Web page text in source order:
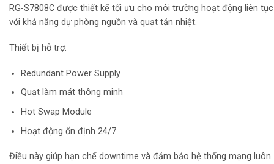
RG-S7808C được thiết kế tối ưu cho môi trường hoạt động liên tục
với khả năng dự phòng nguồn và quạt tản nhiệt.
Thiết bị hỗ trợ:
Redundant Power Supply
Quạt làm mát thông minh
Hot Swap Module
Hoạt động ổn định 24/7
Điều này giúp hạn chế downtime và đảm bảo hệ thống mạng luôn